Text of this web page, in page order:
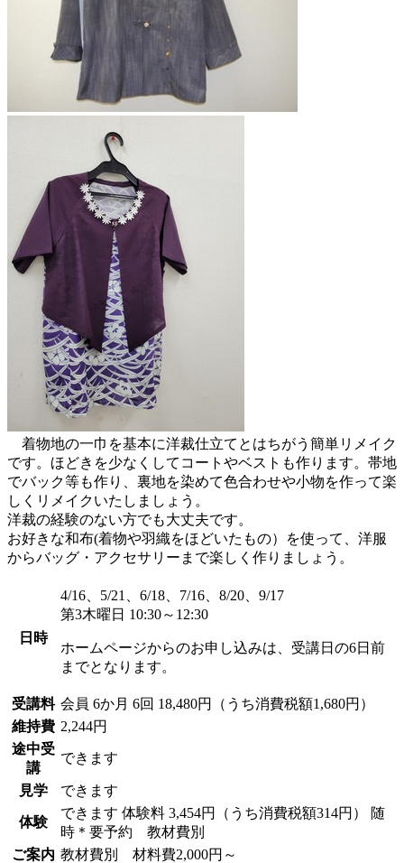
着物地の一巾を基本に洋裁仕立てとはちがう簡単リメイク
です。ほどきを少なくしてコートやベストも作ります。帯地
でバック等も作り、裏地を染めて色合わせや小物を作って楽
しくリメイクいたしましょう。
洋裁の経験のない方でも大丈夫です。
お好きな和布(着物や羽織をほどいたもの）を使って、洋服
からバッグ・アクセサリーまで楽しく作りましょう。
日時
4/16、5/21、6/18、7/16、8/20、9/17
第3木曜日 10:30～12:30
ホームページからのお申し込みは、受講日の6日前
までとなります。
受講料 会員 6か月 6回 18,480円（うち消費税額1,680円）
維持費 2,244円
途中受
講
できます
見学 できます
体験
できます 体験料 3,454円（うち消費税額314円）
随
時＊要予約 教材費別
ご案内 教材費別 材料費2,000円～